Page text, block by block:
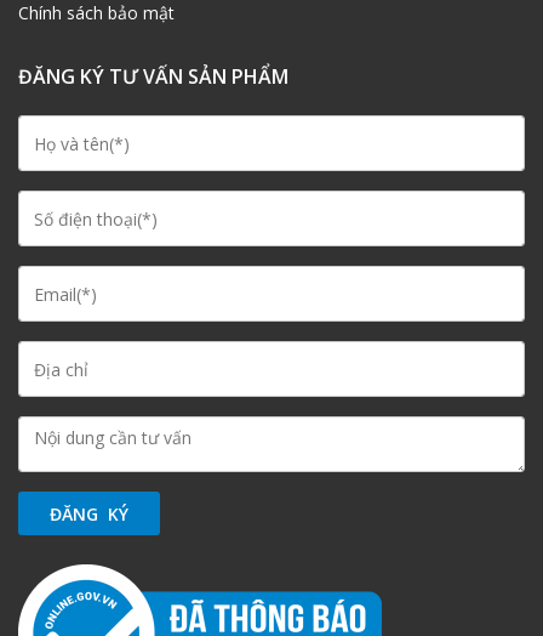
Chính sách bảo mật
ĐĂNG KÝ TƯ VẤN SẢN PHẨM